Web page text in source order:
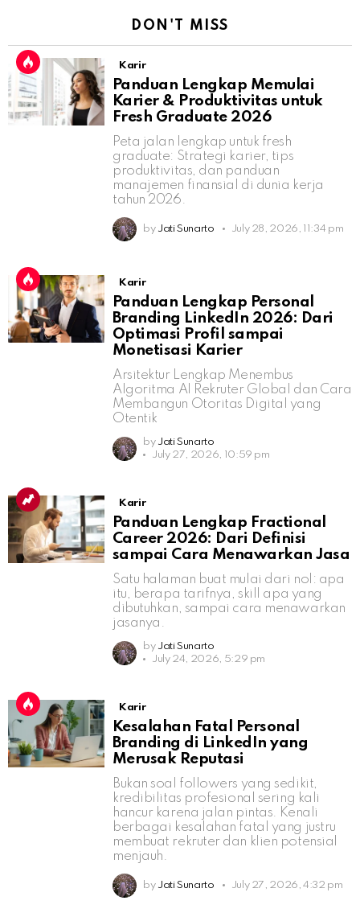
DON'T MISS
Karir
Panduan Lengkap Memulai
Karier & Produktivitas untuk
Fresh Graduate 2026
Peta jalan lengkap untuk fresh
graduate: Strategi karier, tips
produktivitas, dan panduan
manajemen finansial di dunia kerja
tahun 2026.
by Jati Sunarto July 28, 2026, 11:34 pm
Karir
Panduan Lengkap Personal
Branding LinkedIn 2026: Dari
Optimasi Profil sampai
Monetisasi Karier
Arsitektur Lengkap Menembus
Algoritma AI Rekruter Global dan Cara
Membangun Otoritas Digital yang
Otentik
by Jati Sunarto
July 27, 2026, 10:59 pm
Karir
Panduan Lengkap Fractional
Career 2026: Dari Definisi
sampai Cara Menawarkan Jasa
Satu halaman buat mulai dari nol: apa
itu, berapa tarifnya, skill apa yang
dibutuhkan, sampai cara menawarkan
jasanya.
by Jati Sunarto
July 24, 2026, 5:29 pm
Karir
Kesalahan Fatal Personal
Branding di LinkedIn yang
Merusak Reputasi
Bukan soal followers yang sedikit,
kredibilitas profesional sering kali
hancur karena jalan pintas. Kenali
berbagai kesalahan fatal yang justru
membuat rekruter dan klien potensial
menjauh.
by Jati Sunarto July 27, 2026, 4:32 pm